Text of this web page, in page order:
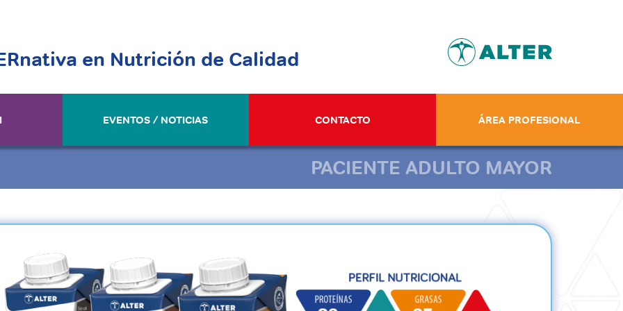
en Nutrición de Calidad
EVENTOS / NOTICIAS CONTACTO ÁREA PROFESIONAL
PACIENTE ADULTO MAYOR